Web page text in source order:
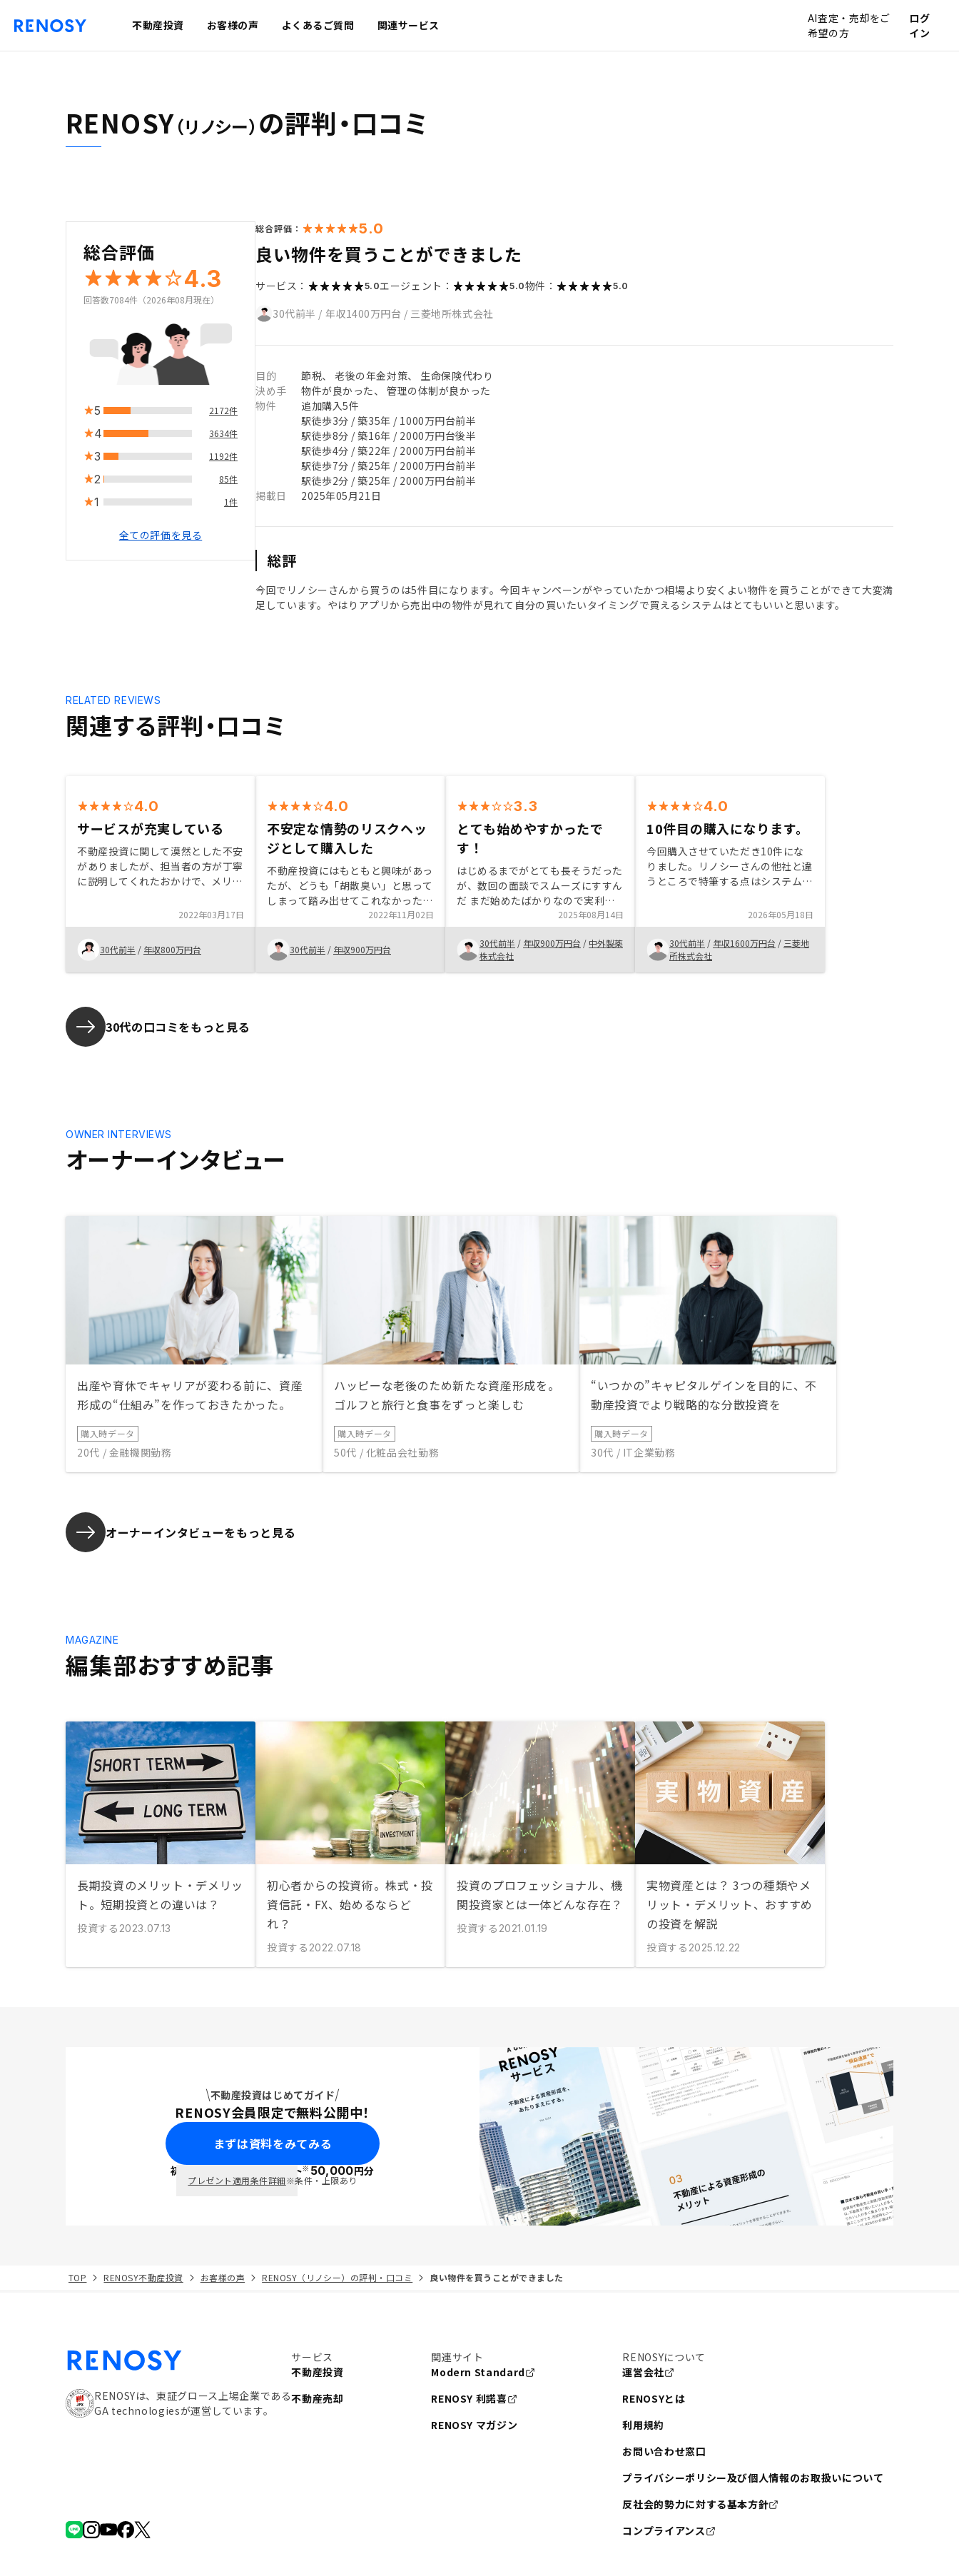
不動産投資 お客様の声 よくあるご質問 関連サービス
AI査定・売却をご
希望の方
ログ
イン
RENOSY（リノシー） の評判・口コミ
総合評価
4.3
回答数7084件（2026年08月現在）
5 2172件
4 3634件
3 1192件
2 85件
1 1件
全ての評価を見る
総合評価： 5.0
良い物件を買うことができました
サービス： 5.0エージェント： 5.0物件： 5.0
30代前半 / 年収1400万円台 / 三菱地所株式会社
目的
節税、 老後の年金対策、 生命保険代わり
決め手
物件が良かった、 管理の体制が良かった
物件
追加購入5件
駅徒歩3分 / 築35年 / 1000万円台前半
駅徒歩8分 / 築16年 / 2000万円台後半
駅徒歩4分 / 築22年 / 2000万円台前半
駅徒歩7分 / 築25年 / 2000万円台前半
駅徒歩2分 / 築25年 / 2000万円台前半
掲載日
2025年05月21日
総評
今回でリノシーさんから買うのは5件目になります。今回キャンペーンがやっていたかつ相場より安くよい物件を買うことができて大変満
足しています。やはりアプリから売出中の物件が見れて自分の買いたいタイミングで買えるシステムはとてもいいと思います。
関連する評判・口コミ
RELATED REVIEWS
4.0
サービスが充実している
不動産投資に関して漠然とした不安
がありましたが、担当者の方が丁寧
に説明してくれたおかけで、メリッ
ことができました。デメリット、リ
スクまでしっかり伝えてくれるとこ
ろが信頼できると思いました。 ま
た、リノシーの不動産管理に対する
サービスが手厚く、アプリも充実し
2022年03月17日
30代前半 / 年収800万円台
4.0
不安定な情勢のリスクヘッ
ジとして購入した
不動産投資にはもともと興味があっ
たが、どうも「胡散臭い」と思って
しまって踏み出せてこれなかった。
しかし数社比較していく中で
RENOSYが一番、情報として充実し
ていて何を聞いても回答してくれる
という安心感があった。 情報がす
べてアプリで見れるという点も透明
増大して、利用者自身のキャッシュ
ただければ幸いです。 ・ごり押し
しなければ仲の良い友達なども紹介
するようにいたします。
2022年11月02日
30代前半 / 年収900万円台
3.3
とても始めやすかったで
す！
はじめるまでがとても長そうだった
が、数回の面談でスムーズにすすん
だ まだ始めたばかりなので実利益
はまだだが、アプリなど管理しやす
い。 担当者も親身にコミュニケー
ションをとってくださる。 あとは
もう少し手続きなどが楽になるとな
お良くなると思います。
2025年08月14日
30代前半 / 年収900万円台 / 中外製薬
株式会社
4.0
10件目の購入になります。
今回購入させていただき10件にな
りました。リノシーさんの他社と違
うところで特筆する点はシステムだ
件の軸が決まってる人にとってはネ
ット上でスペック比較できてかつ同
じ管理の仕方をしてくれるのはとて
もありがたいです。決済のときくら
い誰か来た方が心象はよいかと思い
2026年05月18日
30代前半 / 年収1600万円台 / 三菱地
所株式会社
30代の口コミをもっと見る
オーナーインタビュー
OWNER INTERVIEWS
出産や育休でキャリアが変わる前に、資産
形成の“仕組み”を作っておきたかった。
購入時データ
20代 / 金融機関勤務
ハッピーな老後のため新たな資産形成を。
ゴルフと旅行と食事をずっと楽しむ
購入時データ
50代 / 化粧品会社勤務
“いつかの”キャピタルゲインを目的に、不
動産投資でより戦略的な分散投資を
購入時データ
30代 / IT企業勤務
オーナーインタビューをもっと見る
編集部おすすめ記事
MAGAZINE
長期投資のメリット・デメリッ
ト。短期投資との違いは？
投資する 2023.07.13
初心者からの投資術。株式・投
資信託・FX、始めるならど
れ？
投資する 2022.07.18
投資のプロフェッショナル、機
関投資家とは一体どんな存在？
投資する 2021.01.19
実物資産とは？ 3つの種類やメ
リット・デメリット、おすすめ
の投資を解説
投資する 2025.12.22
不動産投資はじめてガイド
RENOSY会員限定で無料公開中！
まずは資料をみてみる
初回面談で ポイント※50,000円分
プレゼント適用条件詳細※条件・上限あり
TOP RENOSY不動産投資 お客様の声 RENOSY（リノシー）の評判・口コミ 良い物件を買うことができました
RENOSYは、東証グロース上場企業である
GA technologiesが運営しています。
サービス
不動産投資
不動産売却
関連サイト
Modern Standard
RENOSY 利諾喜
RENOSY マガジン
RENOSYについて
運営会社
RENOSYとは
利用規約
お問い合わせ窓口
プライバシーポリシー及び個人情報のお取扱いについて
反社会的勢力に対する基本方針
コンプライアンス